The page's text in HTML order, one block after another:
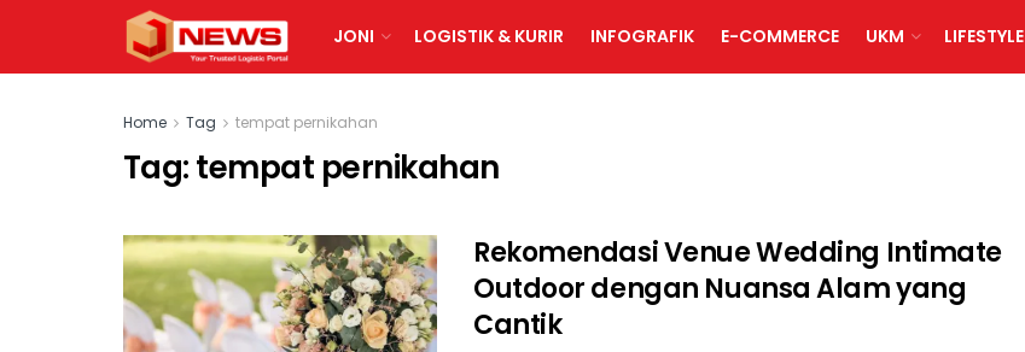
JONI LOGISTIK & KURIR INFOGRAFIK E-COMMERCE UKM LIFESTYLE
Home Tag tempat pernikahan
Tag:tempat pernikahan
Rekomendasi Venue Wedding Intimate
Outdoor dengan Nuansa Alam yang
Cantik